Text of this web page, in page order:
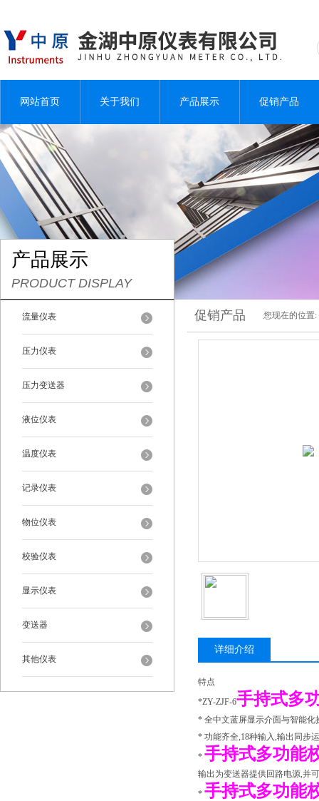
网站首页 关于我们 产品展示 促销产品
产品展示
PRODUCT DISPLAY
流量仪表
压力仪表
压力变送器
液位仪表
温度仪表
记录仪表
物位仪表
校验仪表
显示仪表
变送器
其他仪表
促销产品 您现在的位置:
详细介绍
特点
*ZY-ZJF-6手持式多
* 全中文蓝屏显示介面与智能
* 功能齐全,18种输入,输出同步
* 手持式多功能
输出为变送器提供回路电源,并
* 手持式多功能